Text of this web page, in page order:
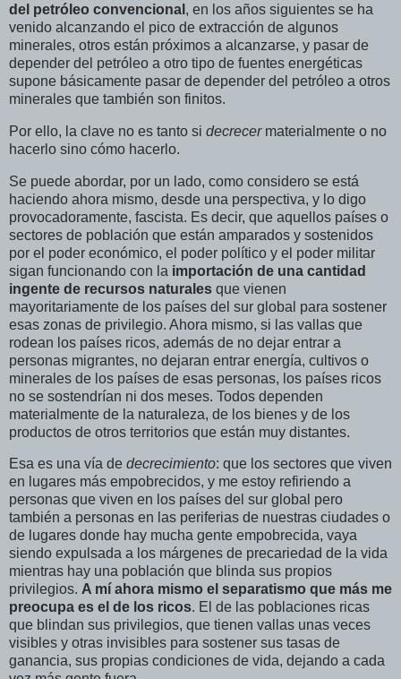
del petróleo convencional , en los años siguientes se ha
venido alcanzando el pico de extracción de algunos
minerales, otros están próximos a alcanzarse, y pasar de
depender del petróleo a otro tipo de fuentes energéticas
supone básicamente pasar de depender del petróleo a otros
minerales que también son finitos.
Por ello, la clave no es tanto si decrecermaterialmente o no
hacerlo sino cómo hacerlo.
Se puede abordar, por un lado, como considero se está
haciendo ahora mismo, desde una perspectiva, y lo digo
provocadoramente, fascista. Es decir, que aquellos países o
sectores de población que están amparados y sostenidos
por el poder económico, el poder político y el poder militar
sigan funcionando con la importación de una cantidad
ingente de recursos naturales que vienen
mayoritariamente de los países del sur global para sostener
esas zonas de privilegio. Ahora mismo, si las vallas que
rodean los países ricos, además de no dejar entrar a
personas migrantes, no dejaran entrar energía, cultivos o
minerales de los países de esas personas, los países ricos
no se sostendrían ni dos meses. Todos dependen
materialmente de la naturaleza, de los bienes y de los
productos de otros territorios que están muy distantes.
Esa es una vía de decrecimiento: que los sectores que viven
en lugares más empobrecidos, y me estoy refiriendo a
personas que viven en los países del sur global pero
también a personas en las periferias de nuestras ciudades o
de lugares donde hay mucha gente empobrecida, vaya
siendo expulsada a los márgenes de precariedad de la vida
mientras hay una población que blinda sus propios
privilegios. A mí ahora mismo el separatismo que más me
preocupa es el de los ricos. El de las poblaciones ricas
que blindan sus privilegios, que tienen vallas unas veces
visibles y otras invisibles para sostener sus tasas de
ganancia, sus propias condiciones de vida, dejando a cada